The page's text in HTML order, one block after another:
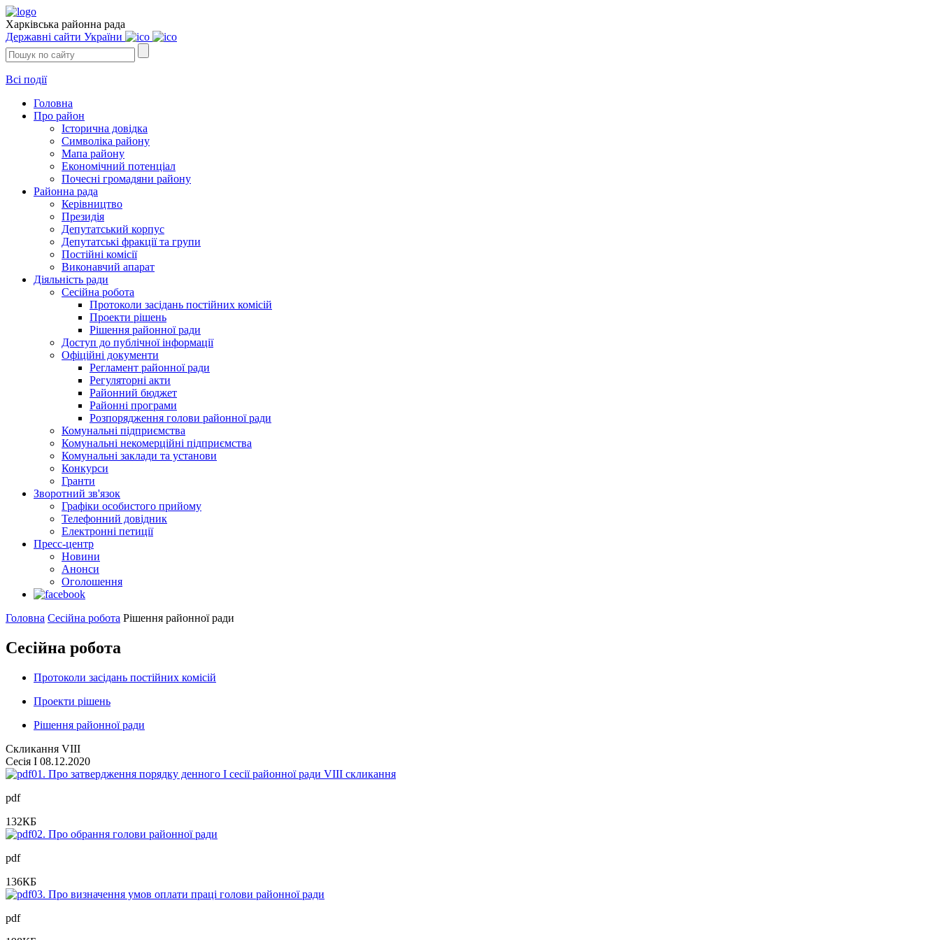
Харківська районна рада
Державні сайти України
Всі події
Головна
Про район
Історична довідка
Символіка району
Мапа району
Економічний потенціал
Почесні громадяни району
Районна рада
Керівництво
Президія
Депутатський корпус
Депутатські фракції та групи
Постійні комісії
Виконавчий апарат
Діяльність ради
Сесійна робота
Протоколи засідань постійних комісій
Проекти рішень
Рішення районної ради
Доступ до публічної інформації
Офіційні документи
Регламент районної ради
Регуляторні акти
Районний бюджет
Районні програми
Розпорядження голови районної ради
Комунальні підприємства
Комунальні некомерційні підприємства
Комунальні заклади та установи
Конкурси
Гранти
Зворотний зв'язок
Графіки особистого прийому
Телефонний довідник
Електронні петиції
Пресс-центр
Новини
Анонси
Оголошення
Головна Сесійна робота Рішення районної ради
Сесійна робота
Протоколи засідань постійних комісій
Проекти рішень
Рішення районної ради
Скликання VIII
Сесія I 08.12.2020
01. Про затвердження порядку денного І сесії районної ради VIІI скликання
pdf
132КБ
02. Про обрання голови районної ради
pdf
136КБ
03. Про визначення умов оплати праці голови районної ради
pdf